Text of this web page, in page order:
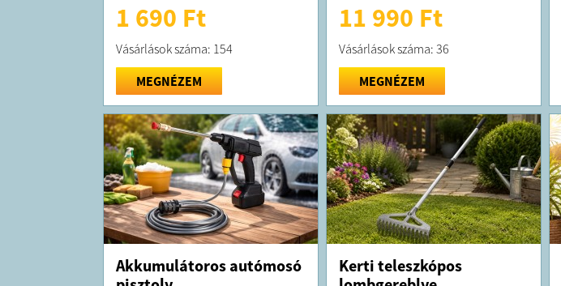
1 690 Ft
Vásárlások száma: 154
MEGNÉZEM
11 990 Ft
Vásárlások száma: 36
MEGNÉZEM
Akkumulátoros autómosó
Kerti teleszkópos